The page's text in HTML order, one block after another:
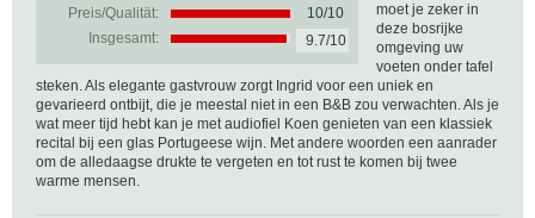
Preis/Qualität:
10/10
Insgesamt:
9.7/10
moet je zeker in
deze bosrijke
omgeving uw
voeten onder tafel
steken. Als elegante gastvrouw zorgt Ingrid voor een uniek en
gevarieerd ontbijt, die je meestal niet in een B&B zou verwachten. Als je
wat meer tijd hebt kan je met audiofiel Koen genieten van een klassiek
recital bij een glas Portugeese wijn. Met andere woorden een aanrader
om de alledaagse drukte te vergeten en tot rust te komen bij twee
warme mensen.